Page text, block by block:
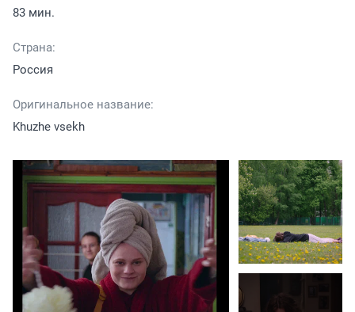
83 мин.
Страна:
Россия
Оригинальное название:
Khuzhe vsekh